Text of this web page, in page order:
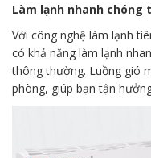
Làm lạnh nhanh
Với công nghệ làm lạnh
có khả năng làm lạnh
thông thường. Luồng gió
phòng, giúp bạn tận